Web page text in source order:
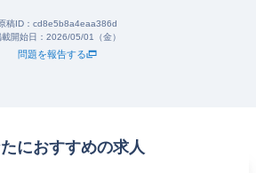
稿ID： cd8e5b8a4eaa386d
開始日： 2026/05/01（金）
問題を報告する
におすすめの求人